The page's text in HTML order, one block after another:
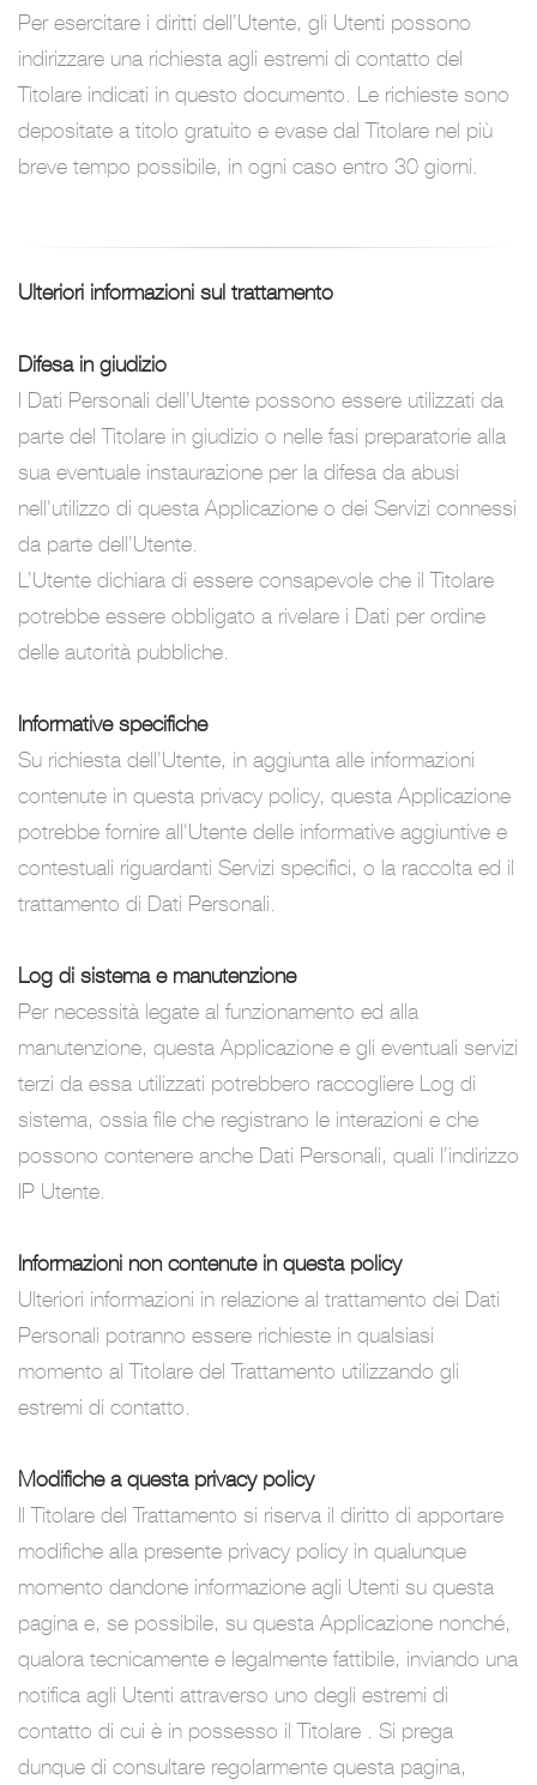
Per esercitare i diritti dell’Utente, gli Utenti possono
indirizzare una richiesta agli estremi di contatto del
Titolare indicati in questo documento. Le richieste sono
depositate a titolo gratuito e evase dal Titolare nel più
breve tempo possibile, in ogni caso entro 30 giorni.
Ulteriori informazioni sul trattamento
Difesa in giudizio
I Dati Personali dell’Utente possono essere utilizzati da
parte del Titolare in giudizio o nelle fasi preparatorie alla
sua eventuale instaurazione per la difesa da abusi
nell'utilizzo di questa Applicazione o dei Servizi connessi
da parte dell’Utente.
L’Utente dichiara di essere consapevole che il Titolare
potrebbe essere obbligato a rivelare i Dati per ordine
delle autorità pubbliche.
Informative specifiche
Su richiesta dell’Utente, in aggiunta alle informazioni
contenute in questa privacy policy, questa Applicazione
potrebbe fornire all'Utente delle informative aggiuntive e
contestuali riguardanti Servizi specifici, o la raccolta ed il
trattamento di Dati Personali.
Log di sistema e manutenzione
Per necessità legate al funzionamento ed alla
manutenzione, questa Applicazione e gli eventuali servizi
terzi da essa utilizzati potrebbero raccogliere Log di
sistema, ossia file che registrano le interazioni e che
possono contenere anche Dati Personali, quali l’indirizzo
IP Utente.
Informazioni non contenute in questa policy
Ulteriori informazioni in relazione al trattamento dei Dati
Personali potranno essere richieste in qualsiasi
momento al Titolare del Trattamento utilizzando gli
estremi di contatto.
Modifiche a questa privacy policy
Il Titolare del Trattamento si riserva il diritto di apportare
modifiche alla presente privacy policy in qualunque
momento dandone informazione agli Utenti su questa
pagina e, se possibile, su questa Applicazione nonché,
qualora tecnicamente e legalmente fattibile, inviando una
notifica agli Utenti attraverso uno degli estremi di
contatto di cui è in possesso il Titolare . Si prega
dunque di consultare regolarmente questa pagina,